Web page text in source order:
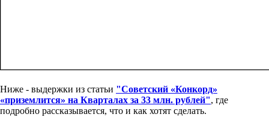
Ниже - выдержки из статьи "Советский «Конкорд»
«приземлится» на Кварталах за 33 млн. рублей", где
подробно рассказывается, что и как хотят сделать.